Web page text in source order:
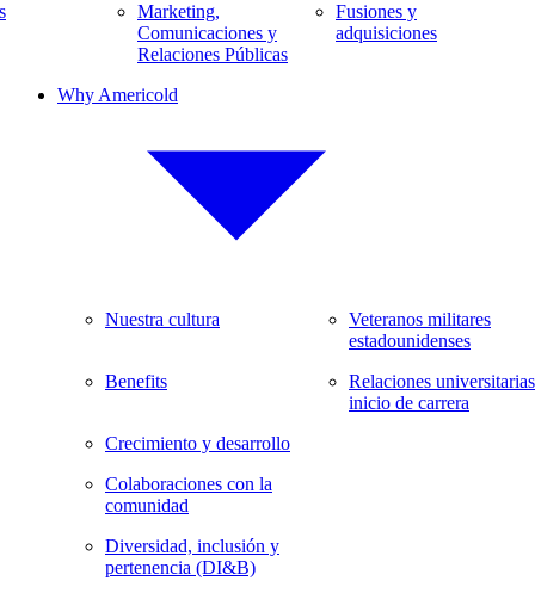
Marketing,
Comunicaciones y
Relaciones Públicas
Fusiones y
adquisiciones
Why Americold
Nuestra cultura
Benefits
Crecimiento y desarrollo
Colaboraciones con la
comunidad
Diversidad, inclusión y
pertenencia (DI&B)
Veteranos militares
estadounidenses
Relaciones
inicio de carrera